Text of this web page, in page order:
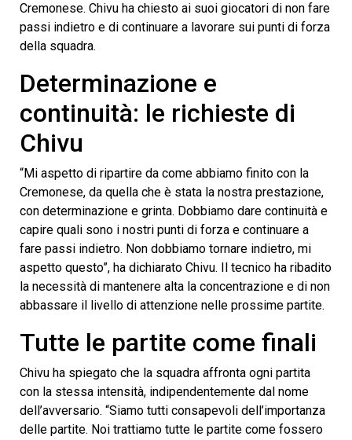
Cremonese. Chivu ha chiesto ai suoi giocatori di non fare
passi indietro e di continuare a lavorare sui punti di forza
della squadra.
Determinazione e
continuità: le richieste di
Chivu
“Mi aspetto di ripartire da come abbiamo finito con la
Cremonese, da quella che è stata la nostra prestazione,
con determinazione e grinta. Dobbiamo dare continuità e
capire quali sono i nostri punti di forza e continuare a
fare passi indietro. Non dobbiamo tornare indietro, mi
aspetto questo”, ha dichiarato Chivu. Il tecnico ha ribadito
la necessità di mantenere alta la concentrazione e di non
abbassare il livello di attenzione nelle prossime partite.
Tutte le partite come finali
Chivu ha spiegato che la squadra affronta ogni partita
con la stessa intensità, indipendentemente dal nome
dell’avversario. “Siamo tutti consapevoli dell’importanza
delle partite. Noi trattiamo tutte le partite come fossero